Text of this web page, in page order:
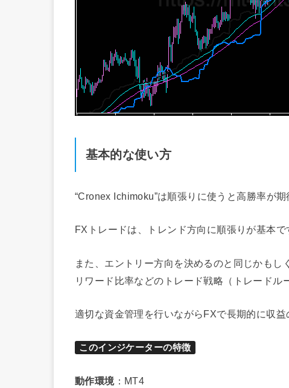
基本的な使い方
“Cronex Ichimoku”は順張りに使うと高勝率が期
FXトレードは、トレンド方向に順張りが基本で
また、エントリー方向を決めるのと同じかも
リワード比率などのトレード戦略（トレードル
適切な資金管理を行いながらFXで長期的に収
このインジケーターの特徴
動作環境：MT4